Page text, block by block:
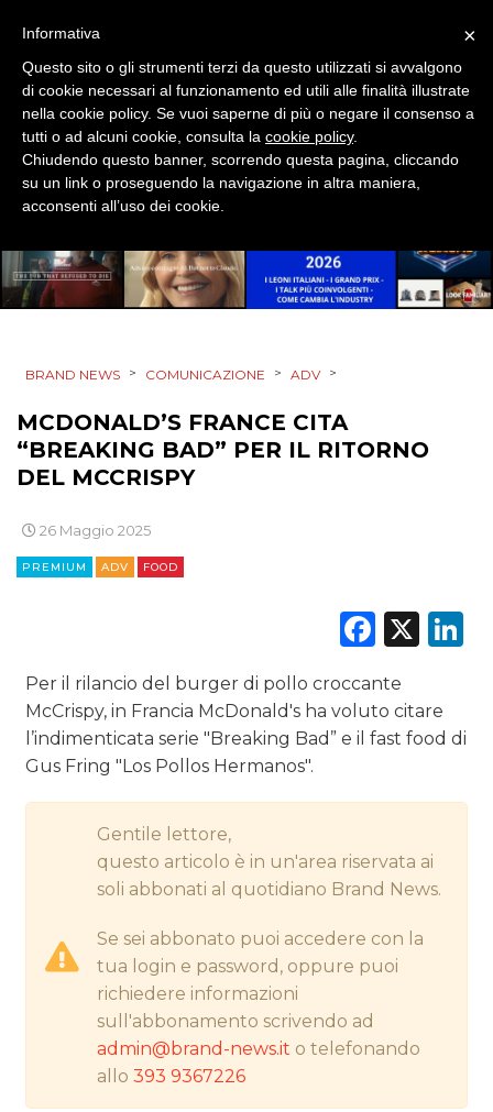
PROMOZIONI
PRODOTTI
CSR
CINEMA
DIGITALE
EDITORIA
PREVISIONI/SCENARI
NORMATIVE
BRAND NEWS > COMUNICAZIONE > ADV >
MCDONALD’S FRANCE CITA
“BREAKING BAD” PER IL RITORNO
DEL MCCRISPY
26 Maggio 2025
PREMIUM ADV FOOD
X
Per il rilancio del burger di pollo croccante
McCrispy, in Francia McDonald's ha voluto citare
l’indimenticata serie "Breaking Bad” e il fast food di
Gus Fring "Los Pollos Hermanos".
Gentile lettore,
questo articolo è in un'area riservata ai
soli abbonati al quotidiano Brand News.
Se sei abbonato puoi accedere con la
tua login e password, oppure puoi
richiedere informazioni
sull'abbonamento scrivendo ad
admin@brand-news.it o telefonando
allo393 9367226
×
Informativa
Questo sito o gli strumenti terzi da questo utilizzati si avvalgono
di cookie necessari al funzionamento ed utili alle finalità illustrate
nella cookie policy. Se vuoi saperne di più o negare il consenso a
tutti o ad alcuni cookie, consulta la cookie policy.
Chiudendo questo banner, scorrendo questa pagina, cliccando
su un link o proseguendo la navigazione in altra maniera,
acconsenti all’uso dei cookie.